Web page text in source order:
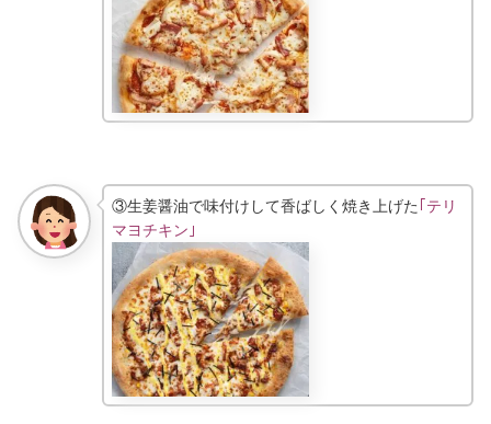
③生姜醤油で味付けして香ばしく焼き上げた ｢テリ
マヨチキン｣